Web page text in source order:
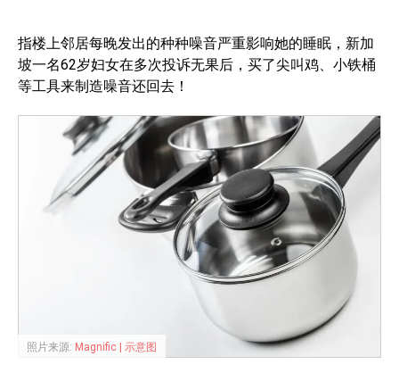
指楼上邻居每晚发出的种种噪音严重影响她的睡眠，新加
坡一名62岁妇女在多次投诉无果后，买了尖叫鸡、小铁桶
等工具来制造噪音还回去！
照片来源: Magnific | 示意图